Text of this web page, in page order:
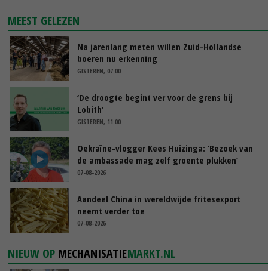
MEEST GELEZEN
Na jarenlang meten willen Zuid-Hollandse
boeren nu erkenning
GISTEREN, 07:00
‘De droogte begint ver voor de grens bij
Lobith’
GISTEREN, 11:00
Oekraïne-vlogger Kees Huizinga: ‘Bezoek van
de ambassade mag zelf groente plukken’
07-08-2026
Aandeel China in wereldwijde fritesexport
neemt verder toe
07-08-2026
NIEUW OP MECHANISATIEMARKT.NL